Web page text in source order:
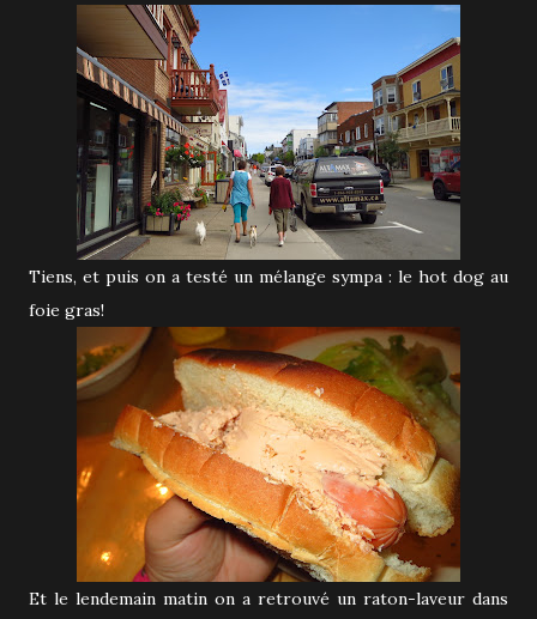
Tiens, et puis on a testé un mélange sympa : le hot dog au
foie gras!
Et le lendemain matin on a retrouvé un raton-laveur dans